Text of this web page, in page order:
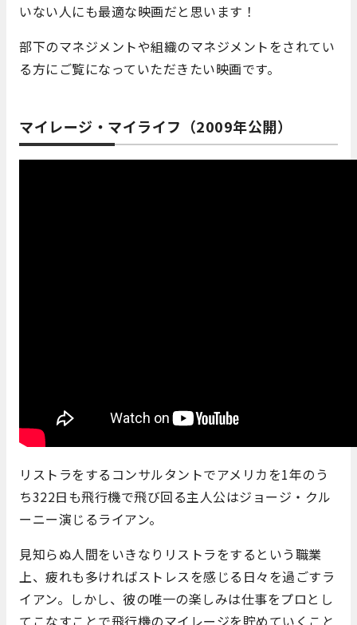
いない人にも最適な映画だと思います！
部下のマネジメントや組織のマネジメントをされてい
る方にご覧になっていただきたい映画です。
マイレージ・マイライフ（2009年公開）
リストラをするコンサルタントでアメリカを1年のう
ち322日も飛行機で飛び回る主人公はジョージ・クル
ーニー演じるライアン。
見知らぬ人間をいきなりリストラをするという職業
上、疲れも多ければストレスを感じる日々を過ごすラ
イアン。しかし、彼の唯一の楽しみは仕事をプロとし
てこなすことで飛行機のマイレージを貯めていくこと